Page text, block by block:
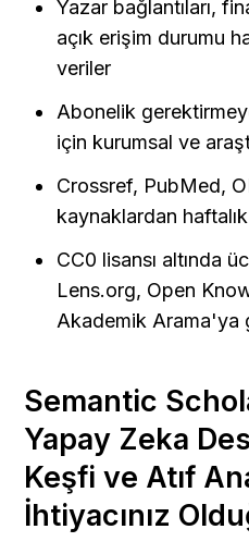
Yazar bağlantıları,
açık erişim durumu
veriler
Abonelik
için kurumsal ve
Crossref, PubMed,
kaynaklardan
CC0 lisansı altında
Lens.org, Open
Akademik Arama'ya
Semantic
Yapay Zeka
Keşfi ve Atıf
İhtiyacınız